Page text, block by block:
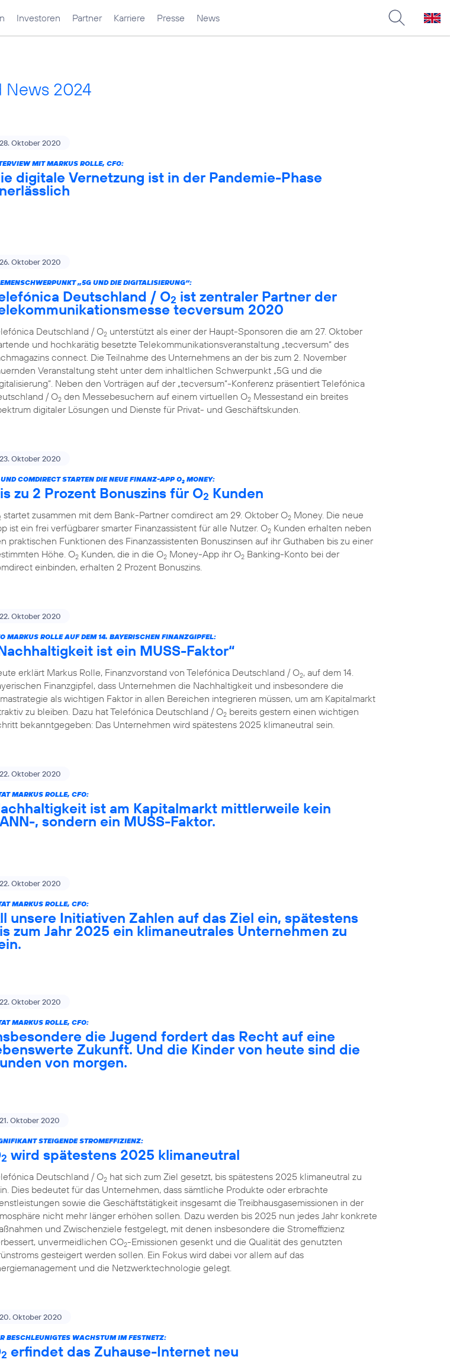
Investoren Partner Karriere Presse News
News 2024
28. Oktober 2020
MIT MARKUS ROLLE, CFO:
digitale Vernetzung ist in der Pandemie-Phase
26. Oktober 2020
„5G UND DIE DIGITALISIERUNG“:
Deutschland / O2 ist zentraler Partner der
tecversum 2020
Deutschland / O2 unterstützt als einer der Haupt-Sponsoren die am 27. Oktober
und hochkarätig besetzte Telekommunikationsveranstaltung „tecversum“ des
connect. Die Teilnahme des Unternehmens an der bis zum 2. November
Veranstaltung steht unter dem inhaltlichen Schwerpunkt „5G und die
Neben den Vorträgen auf der „tecversum“-Konferenz präsentiert Telefónica
/ O2 den Messebesuchern auf einem virtuellen O2 Messestand ein breites
digitaler Lösungen und Dienste für Privat- und Geschäftskunden.
23. Oktober 2020
UND COMDIRECT STARTEN DIE NEUE FINANZ-APP O2 MONEY:
zu 2 Prozent Bonuszins für O2 Kunden
startet zusammen mit dem Bank-Partner comdirect am 29. Oktober O2 Money. Die neue
ist ein frei verfügbarer smarter Finanzassistent für alle Nutzer. O2 Kunden erhalten neben
praktischen Funktionen des Finanzassistenten Bonuszinsen auf ihr Guthaben bis zu einer
Höhe. O2 Kunden, die in die O2 Money-App ihr O2 Banking-Konto bei der
einbinden, erhalten 2 Prozent Bonuszins.
22. Oktober 2020
MARKUS ROLLE AUF DEM 14. BAYERISCHEN FINANZGIPFEL:
ist ein MUSS-Faktor“
erklärt Markus Rolle, Finanzvorstand von Telefónica Deutschland / O2, auf dem 14.
Finanzgipfel, dass Unternehmen die Nachhaltigkeit und insbesondere die
als wichtigen Faktor in allen Bereichen integrieren müssen, um am Kapitalmarkt
zu bleiben. Dazu hat Telefónica Deutschland / O2 bereits gestern einen wichtigen
bekanntgegeben: Das Unternehmen wird spätestens 2025 klimaneutral sein.
22. Oktober 2020
MARKUS ROLLE, CFO:
ist am Kapitalmarkt mittlerweile kein
, sondern ein MUSS-Faktor.
22. Oktober 2020
MARKUS ROLLE, CFO:
unsere Initiativen Zahlen auf das Ziel ein, spätestens
zum Jahr 2025 ein klimaneutrales Unternehmen zu
22. Oktober 2020
MARKUS ROLLE, CFO:
die Jugend fordert das Recht auf eine
Zukunft. Und die Kinder von heute sind die
von morgen.
21. Oktober 2020
STEIGENDE STROMEFFIZIENZ:
2 wird spätestens 2025 klimaneutral
Deutschland / O2 hat sich zum Ziel gesetzt, bis spätestens 2025 klimaneutral zu
Dies bedeutet für das Unternehmen, dass sämtliche Produkte oder erbrachte
sowie die Geschäftstätigkeit insgesamt die Treibhausgasemissionen in der
nicht mehr länger erhöhen sollen. Dazu werden bis 2025 nun jedes Jahr konkrete
und Zwischenziele festgelegt, mit denen insbesondere die Stromeffizienz
unvermeidlichen CO2-Emissionen gesenkt und die Qualität des genutzten
gesteigert werden sollen. Ein Fokus wird dabei vor allem auf das
und die Netzwerktechnologie gelegt.
20. Oktober 2020
BESCHLEUNIGTES WACHSTUM IM FESTNETZ:
2 erfindet das Zuhause-Internet neu